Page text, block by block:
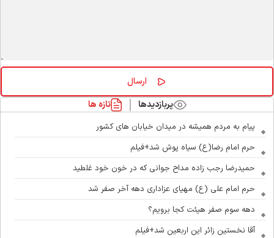
پربازدیدها تازه ها
پیام به مردم همیشه در میدان خیابان های کشور
حرم امام رضا(ع) سیاه پوش شد+فیلم
حمیدرضا رجب زاده مداح جوانی که در خون خود غلطید
حرم امام علی (ع) مهیای عزاداری دهه آخر صفر شد
دهه سوم صفر هیئت کجا برویم؟
آقا نخستین زائر این اربعین شد+فیلم